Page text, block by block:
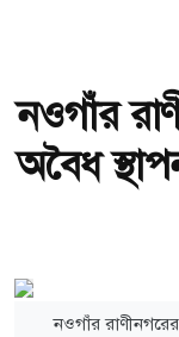
নওগাঁর
অবৈধ
নওগাঁর